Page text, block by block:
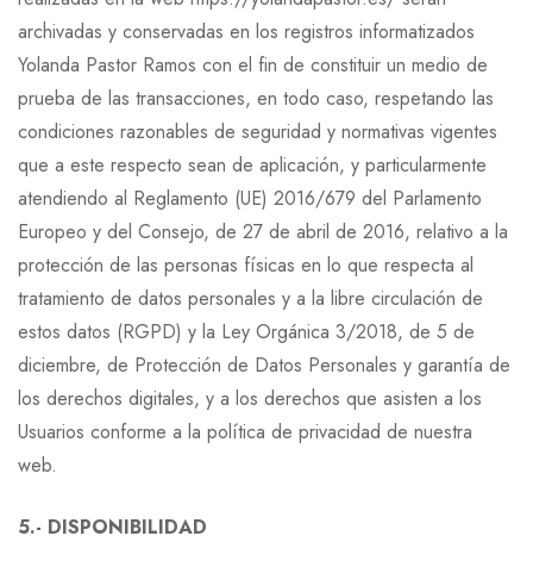
archivadas y conservadas en los registros informatizados
Yolanda Pastor Ramos con el fin de constituir un medio de
prueba de las transacciones, en todo caso, respetando las
condiciones razonables de seguridad y normativas vigentes
que a este respecto sean de aplicación, y particularmente
atendiendo al Reglamento (UE) 2016/679 del Parlamento
Europeo y del Consejo, de 27 de abril de 2016, relativo a la
protección de las personas físicas en lo que respecta al
tratamiento de datos personales y a la libre circulación de
estos datos (RGPD) y la Ley Orgánica 3/2018, de 5 de
diciembre, de Protección de Datos Personales y garantía de
los derechos digitales, y a los derechos que asisten a los
Usuarios conforme a la política de privacidad de nuestra
web.
5.- DISPONIBILIDAD